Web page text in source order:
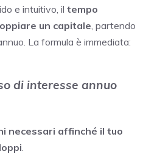
e intuitivo, il tempo
un capitale, partendo
La formula è immediata:
di interesse annuo
necessari affinché il tuo